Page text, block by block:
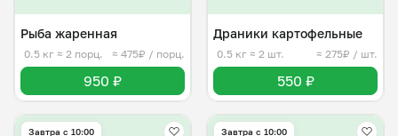
Рыба жаренная
0.5 кг ≈ 2 порц. ≈ 475₽ / порц.
950 ₽
Драники картофельные
0.5 кг ≈ 2 шт. ≈ 275₽ / шт.
550 ₽
Завтра c 10:00 Завтра c 10:00